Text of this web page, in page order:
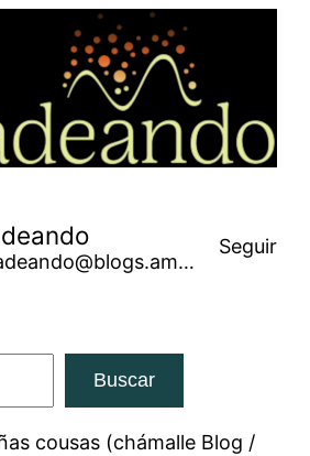
@ribadeando@blogs.amarinha.gal
Seguir
Buscar
cousas (chámalle Blog /